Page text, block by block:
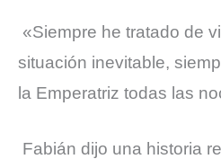
«Siempre he tratado de
situación inevitable,
la Emperatriz todas las
Fabián dijo una historia